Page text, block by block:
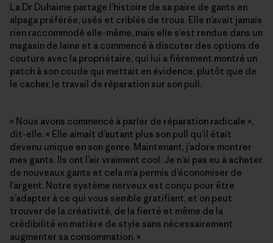
La Dr Duhaime partage l’histoire de sa paire de gants en
alpaga préférée, usés et criblés de trous. Elle n’avait jamais
rien raccommodé elle-même, mais elle s’est rendue dans un
magasin de laine et a commencé à discuter des options de
couture avec la propriétaire, qui lui a fièrement montré un
patch à son coude qui mettait en évidence, plutôt que de
le cacher, le travail de réparation sur son pull.
« Nous avons commencé à parler de réparation radicale »,
dit-elle. « Elle aimait d’autant plus son pull qu’il était
devenu unique en son genre. Maintenant, j’adore montrer
mes gants. Ils ont l’air vraiment cool. Je n’ai pas eu à acheter
de nouveaux gants et cela m’a permis d’économiser de
l’argent. Notre système nerveux est conçu pour être
s’adapter à ce qui vous semble gratifiant, et on peut
trouver de la créativité, de la fierté et même de la
crédibilité en matière de style sans nécessairement
augmenter sa consommation. »